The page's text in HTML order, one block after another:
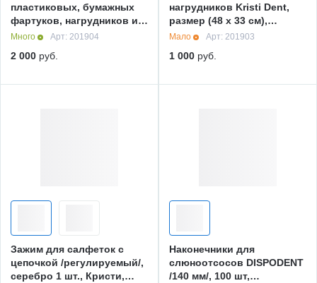
пластиковых, бумажных
фартуков, нагрудников и
чехлов подголовника, 1
Много Арт: 201904
2 000 руб.
нагрудников Kristi Dent,
размер (48 х 33 см),
пластиковый, 1 шт.,
Мало Арт: 201903
1 000 руб.
Зажим для салфеток с
цепочкой /регулируемый/,
серебро 1 шт., Кристи,
Наконечники для
слюноотсосов DISPODENT
/140 мм/, 100 шт,